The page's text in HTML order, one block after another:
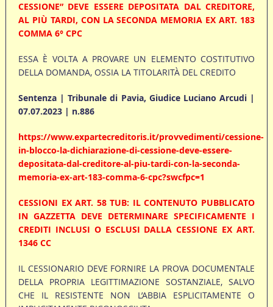
CESSIONE” DEVE ESSERE DEPOSITATA DAL CREDITORE,
AL PIÙ TARDI, CON LA SECONDA MEMORIA EX ART. 183
COMMA 6° CPC
ESSA È VOLTA A PROVARE UN ELEMENTO COSTITUTIVO
DELLA DOMANDA, OSSIA LA TITOLARITÀ DEL CREDITO
Sentenza | Tribunale di Pavia, Giudice Luciano Arcudi |
07.07.2023 | n.886
https://www.expartecreditoris.it/provvedimenti/cessione-
in-blocco-la-dichiarazione-di-cessione-deve-essere-
depositata-dal-creditore-al-piu-tardi-con-la-seconda-
memoria-ex-art-183-comma-6-cpc?swcfpc=1
CESSIONI EX ART. 58 TUB: IL CONTENUTO PUBBLICATO
IN GAZZETTA DEVE DETERMINARE SPECIFICAMENTE I
CREDITI INCLUSI O ESCLUSI DALLA CESSIONE EX ART.
1346 CC
IL CESSIONARIO DEVE FORNIRE LA PROVA DOCUMENTALE
DELLA PROPRIA LEGITTIMAZIONE SOSTANZIALE, SALVO
CHE IL RESISTENTE NON L’ABBIA ESPLICITAMENTE O